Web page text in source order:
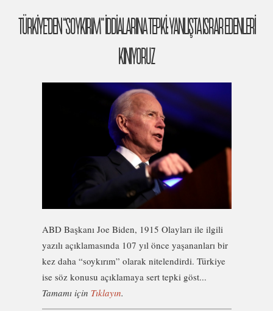
TÜRKİYE’DEN “SOYKIRIM” İDDİALARINA TEPKİ: YANLIŞTA ISRAR EDENLERİ
KINIYORUZ
ABD Başkanı Joe Biden, 1915 Olayları ile ilgili
yazılı açıklamasında 107 yıl önce yaşananları bir
kez daha “soykırım” olarak nitelendirdi. Türkiye
ise söz konusu açıklamaya sert tepki göst...
Tamamı için Tıklayın.